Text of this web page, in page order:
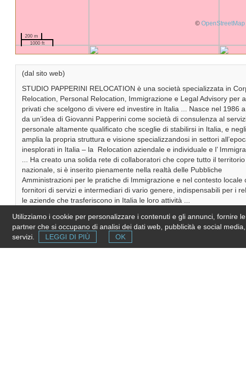
© OpenStreetMap
200 m
1000 ft
(dal sito web)
STUDIO PAPPERINI RELOCATION è una società specializzata in
Relocation, Personal Relocation, Immigrazione e Legal Advisory per
privati che scelgono di vivere ed investire in Italia ... Nasce nel 1986
da un’idea di Giovanni Papperini come società di consulenza al
personale altamente qualificato che sceglie di stabilirsi in Italia, e
amplia la propria struttura e visione specializzandosi in settori
inesplorati in Italia – la Relocation aziendale e individuale e l’
... Ha creato una solida rete di collaboratori che copre tutto il territorio
nazionale, si è inserito pienamente nella realtà delle Pubbliche
Amministrazioni per le pratiche di Immigrazione e nel contesto locale
fornitori di servizi e intermediari di vario genere, indispensabili per i
le aziende che trasferiscono in Italia le loro attività ...
STUDIO PAPPERINI RELOCATION is a company specialized in
Relocation, Personal Relocation, Immigration and Legal Advisory for
and private clients willing to relocate, settle down, work and invest in
Utilizziamo i cookie per personalizzare i contenuti e gli annunci, fornire
partner che si occupano di analisi dei dati web, pubblicità e social
servizi.
LEGGI DI PIÙ OK